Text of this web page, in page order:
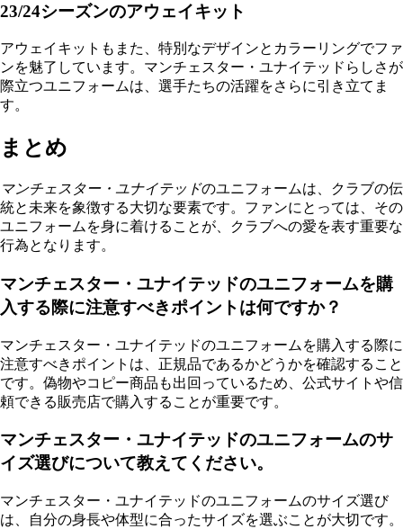
23/24シーズンのアウェイキット
アウェイキットもまた、特別なデザインとカラーリングでファ
ンを魅了しています。マンチェスター・ユナイテッドらしさが
際立つユニフォームは、選手たちの活躍をさらに引き立てま
す。
まとめ
マンチェスター・ユナイテッドのユニフォームは、クラブの伝
統と未来を象徴する大切な要素です。ファンにとっては、その
ユニフォームを身に着けることが、クラブへの愛を表す重要な
行為となります。
マンチェスター・ユナイテッドのユニフォームを購
入する際に注意すべきポイントは何ですか？
マンチェスター・ユナイテッドのユニフォームを購入する際に
注意すべきポイントは、正規品であるかどうかを確認すること
です。偽物やコピー商品も出回っているため、公式サイトや信
頼できる販売店で購入することが重要です。
マンチェスター・ユナイテッドのユニフォームのサ
イズ選びについて教えてください。
マンチェスター・ユナイテッドのユニフォームのサイズ選び
は、自分の身長や体型に合ったサイズを選ぶことが大切です。